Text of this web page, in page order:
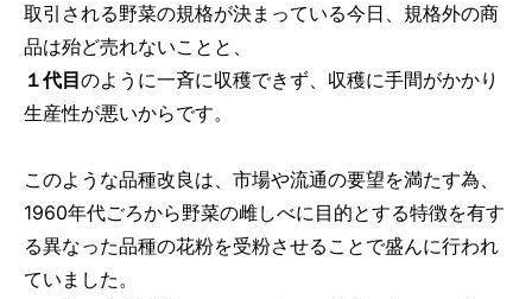
取引される野菜の規格が決まっている今日、規格外の商
品は殆ど売れないことと、
１代目のように一斉に収穫できず、収穫に手間がかかり
生産性が悪いからです。
このような品種改良は、市場や流通の要望を満たす為、
1960年代ごろから野菜の雌しべに目的とする特徴を有す
る異なった品種の花粉を受粉させることで盛んに行われ
ていました。